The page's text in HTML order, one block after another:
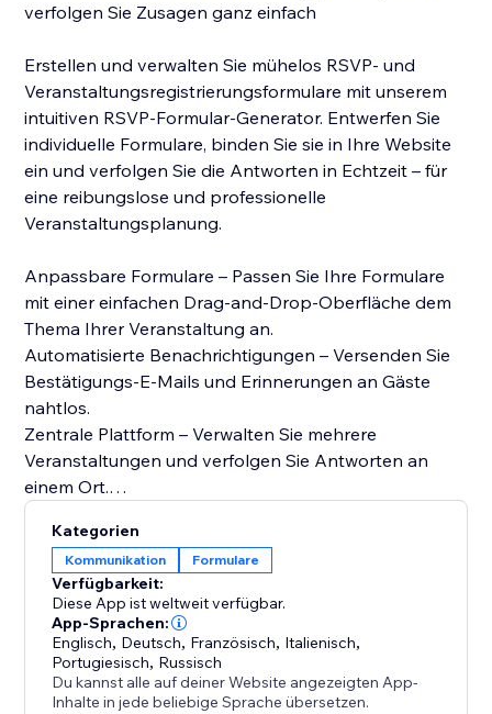
verfolgen Sie Zusagen ganz einfach
Erstellen und verwalten Sie mühelos RSVP- und
Veranstaltungsregistrierungsformulare mit unserem
intuitiven RSVP-Formular-Generator. Entwerfen Sie
individuelle Formulare, binden Sie sie in Ihre Website
ein und verfolgen Sie die Antworten in Echtzeit – für
eine reibungslose und professionelle
Veranstaltungsplanung.
Anpassbare Formulare – Passen Sie Ihre Formulare
mit einer einfachen Drag-and-Drop-Oberfläche dem
Thema Ihrer Veranstaltung an.
Automatisierte Benachrichtigungen – Versenden Sie
Bestätigungs-E-Mails und Erinnerungen an Gäste
nahtlos.
Zentrale Plattform – Verwalten Sie mehrere
Veranstaltungen und verfolgen Sie Antworten an
einem Ort.
Perfekt für Veranstaltungsgastgeber, -planer oder
alle, die den Einladungsprozess optimieren möchten,
macht der RSVP-Formular-Generator die
Veranstaltungsplanung effizienter und organisiert.
Kategorien
Kommunikation Formulare
Verfügbarkeit:
Diese App ist weltweit verfügbar.
App-Sprachen:
Englisch, Deutsch, Französisch, Italienisch,
Portugiesisch, Russisch
Du kannst alle auf deiner Website angezeigten App-
Inhalte in jede beliebige Sprache übersetzen.